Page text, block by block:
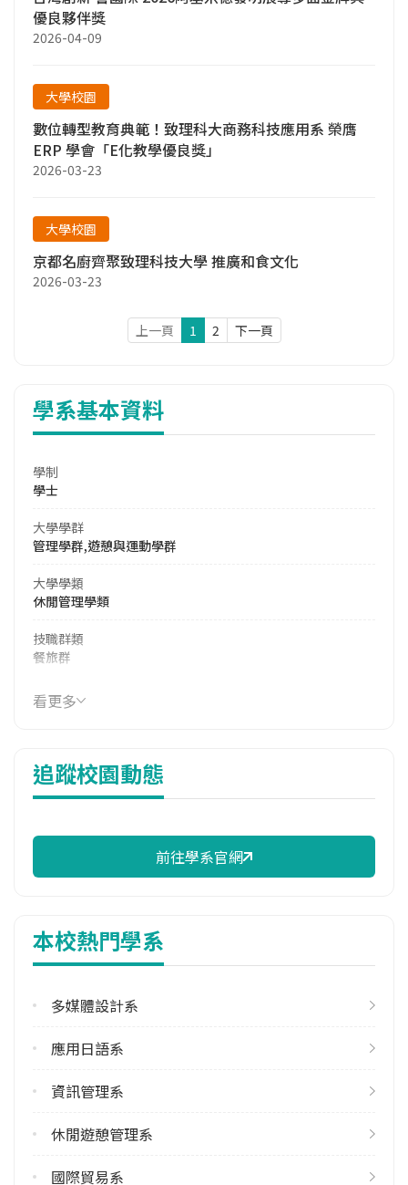
優良夥伴獎
2026-04-09
大學校園
數位轉型教育典範！致理科大商務科技應用系 榮膺
ERP 學會「E化教學優良獎」
2026-03-23
大學校園
京都名廚齊聚致理科技大學 推廣和食文化
2026-03-23
上一頁 1 2 下一頁
學系基本資料
學制
學士
大學學群
管理學群,遊憩與運動學群
大學學類
休閒管理學類
技職群類
餐旅群
114年學費
37,330 元/學期
8,580 元/學期
114年註冊率
113學年度上學期
雙主修人數
113學年度下學期
學系電話
學系地址
看更多
追蹤校園動態
前往學系官網
本校熱門學系
多媒體設計系
應用日語系
資訊管理系
休閒遊憩管理系
國際貿易系